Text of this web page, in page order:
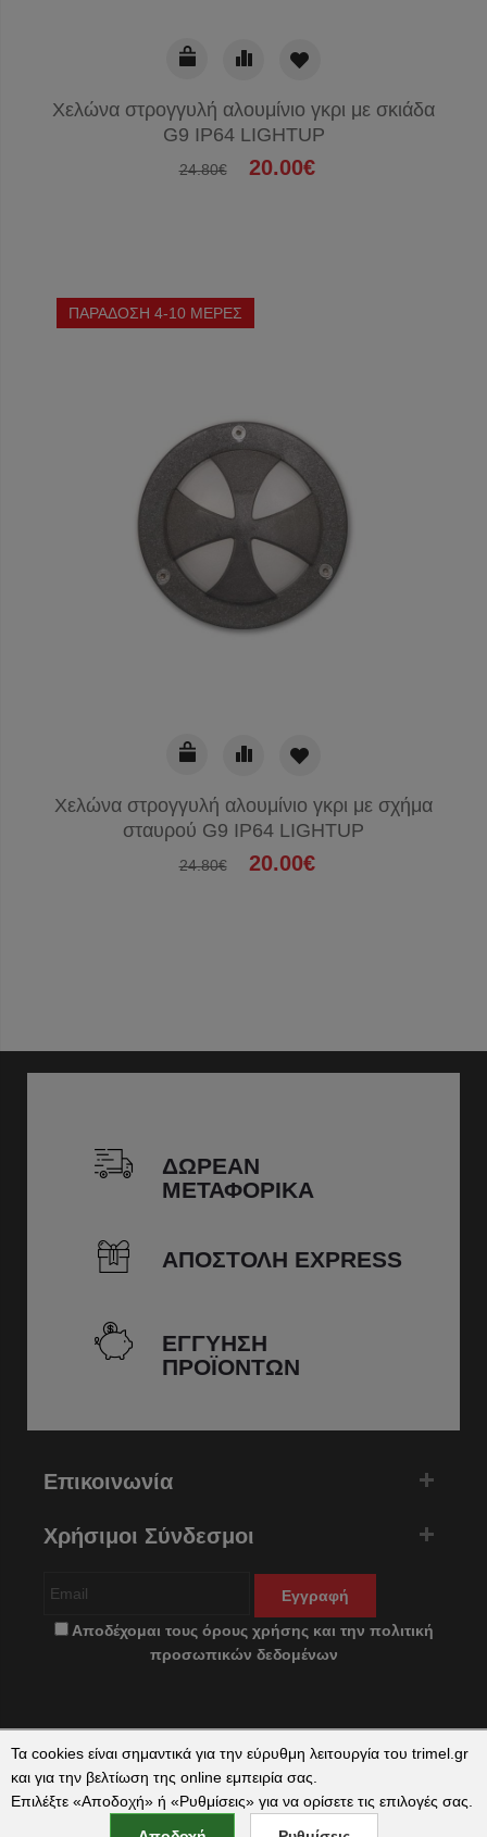
Χελώνα στρογγυλή αλουμίνιο γκρι με σκιάδα
G9 IP64 LIGHTUP
24.80€ 20.00€
ΠΑΡΑΔΟΣΗ 4-10 ΜΕΡΕΣ
Χελώνα στρογγυλή αλουμίνιο γκρι με σχήμα
σταυρού G9 IP64 LIGHTUP
24.80€ 20.00€
ΔΩΡΕΑΝ
ΜΕΤΑΦΟΡΙΚΑ
ΑΠΟΣΤΟΛΗ EXPRESS
ΕΓΓΥΗΣΗ
ΠΡΟΪΟΝΤΩΝ
Επικοινωνία
Χρήσιμοι Σύνδεσμοι
Εγγραφή
Αποδέχομαι τους όρους χρήσης και την πολιτική
προσωπικών δεδομένων
Copyright © 2026 trimel.gr by qualityweb. All Rights Reserved.
Τα cookies είναι σημαντικά για την εύρυθμη λειτουργία του trimel.gr
και για την βελτίωση της online εμπειρία σας.
Επιλέξτε «Αποδοχή» ή «Ρυθμίσεις» για να ορίσετε τις επιλογές σας.